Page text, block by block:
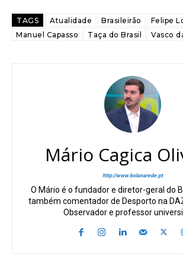
TAGS Atualidade Brasileirão
Felipe
Manuel Capasso
Taça do Brasil Vasco
Mário Cagica
http://www.bolanarede.pt
O Mário é o fundador e diretor-geral do
também comentador de Desporto na
Observador e professor